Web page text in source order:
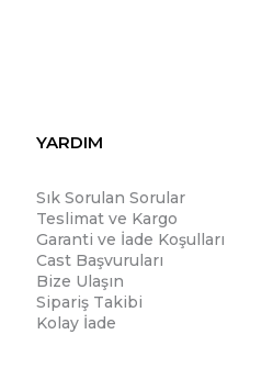
YARDIM
Sık Sorulan Sorular
Teslimat ve Kargo
Garanti ve İade Koşulları
Cast Başvuruları
Bize Ulaşın
Sipariş Takibi
Kolay İade